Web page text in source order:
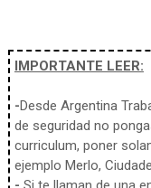
IMPORTANTE LEER:
-Desde Argentina
de seguridad no
curriculum, poner
ejemplo Merlo,